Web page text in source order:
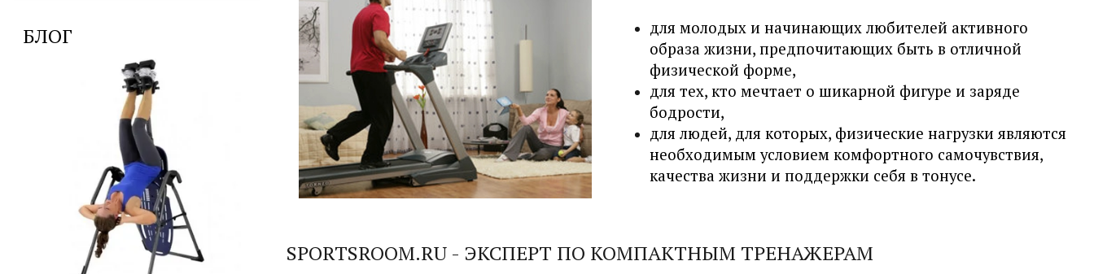
БЛОГ
для молодых и начинающих любителей активного
образа жизни, предпочитающих быть в отличной
физической форме,
для тех, кто мечтает о шикарной фигуре и заряде
бодрости,
для людей, для которых, физические нагрузки являются
необходимым условием комфортного самочувствия,
качества жизни и поддержки себя в тонусе.
SPORTSROOM.RU - ЭКСПЕРТ ПО КОМПАКТНЫМ ТРЕНАЖЕРАМ